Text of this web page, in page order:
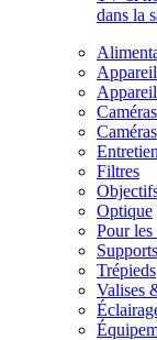
dans la
Filtres
Optique
Pour les
Trépieds
Valises